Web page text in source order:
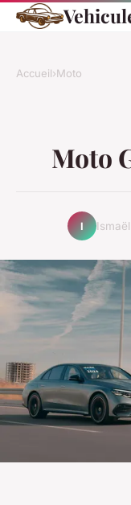
Accueil›Moto
Moto
I Ismaël